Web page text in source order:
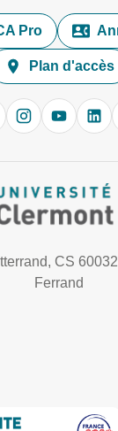
Pro
Plan d'accès
CS
Ferrand